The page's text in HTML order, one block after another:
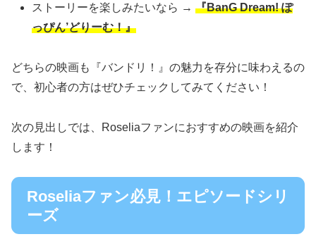
ストーリーを楽しみたいなら →『BanG Dream! ぽ
っぴん’どりーむ！』
どちらの映画も『バンドリ！』の魅力を存分に味わえるの
で、初心者の方はぜひチェックしてみてください！
次の見出しでは、Roseliaファンにおすすめの映画を紹介
します！
Roseliaファン必見！エピソードシリ
ーズ